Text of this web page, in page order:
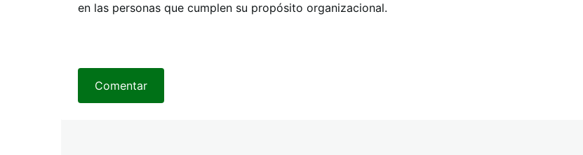
en las personas que cumplen su propósito organizacional.
Comentar